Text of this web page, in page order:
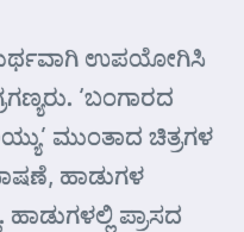
ಉಪಯೋಗಿಸಿ
‘ಬಂಗಾರದ
ಮುಂತಾದ ಚಿತ್ರಗಳ
ಹಾಡುಗಳ
ಪ್ರಾಸದ